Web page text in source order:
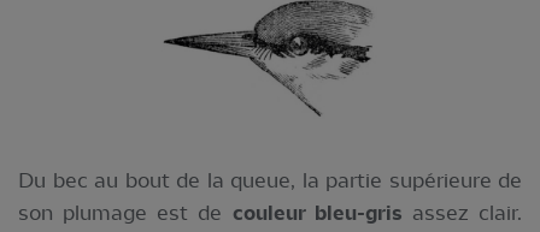
Du bec au bout de la queue, la partie supérieure de
son plumage est de couleur bleu-gris assez clair.